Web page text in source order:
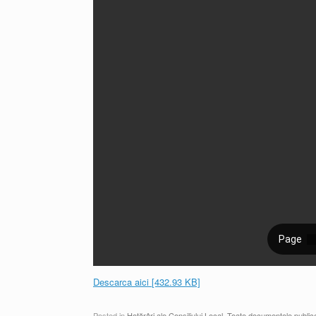
Descarca aici [432.93 KB]